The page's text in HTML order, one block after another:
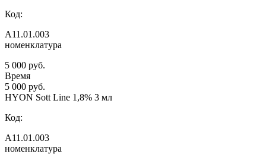
Код:
А11.01.003
номенклатура
5 000 руб.
Время
5 000 руб.
HYON Sott Line 1,8% 3 мл
Код:
А11.01.003
номенклатура